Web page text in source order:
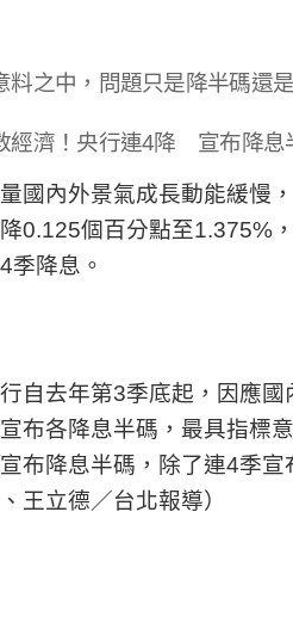
料之中，問題只是降半碼還
經濟！央行連4降 宣布降息
國內外景氣成長動能緩慢
0.125個百分點至1.375%
季降息。
自去年第3季底起，因應
布各降息半碼，最具指標
布降息半碼，除了連4季
王立德／台北報導）